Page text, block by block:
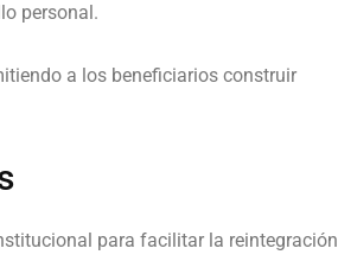
personal.
a los beneficiarios construir
para facilitar la reintegración